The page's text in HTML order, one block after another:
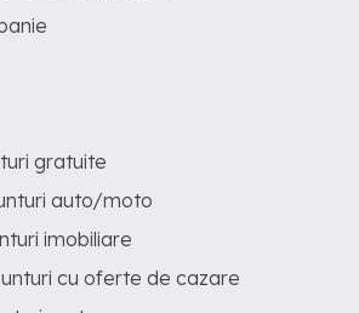
gratuite
auto/moto
imobiliare
cu oferte de cazare